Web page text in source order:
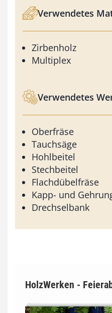
Verwendetes
Zirbenholz
Multiplex
Verwendetes
Oberfräse
Tauchsäge
Hohlbeitel
Stechbeitel
Flachdübelfräse
Kapp- und
Drechselbank
HolzWerken -